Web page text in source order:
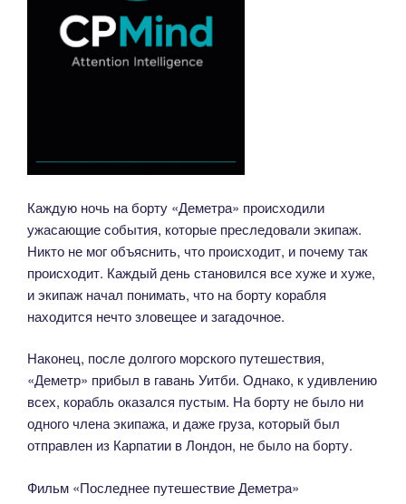
Каждую ночь на борту «Деметра» происходили
ужасающие события, которые преследовали экипаж.
Никто не мог объяснить, что происходит, и почему так
происходит. Каждый день становился все хуже и хуже,
и экипаж начал понимать, что на борту корабля
находится нечто зловещее и загадочное.
Наконец, после долгого морского путешествия,
«Деметр» прибыл в гавань Уитби. Однако, к удивлению
всех, корабль оказался пустым. На борту не было ни
одного члена экипажа, и даже груза, который был
отправлен из Карпатии в Лондон, не было на борту.
Фильм «Последнее путешествие Деметра»